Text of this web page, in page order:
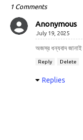
1 Comments
Anonymous
July 19, 2025
অজস্র ধন্যবাদ
Reply Delete
Replies